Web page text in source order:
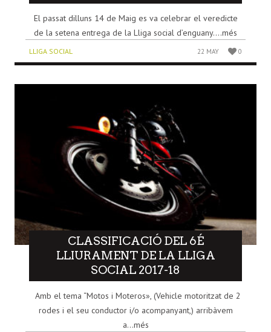
El passat dilluns 14 de Maig es va celebrar el veredicte
de la setena entrega de la Lliga social d’enguany....més
LLIGA SOCIAL 22 MAY 0
CLASSIFICACIÓ DEL 6É
LLIURAMENT DE LA LLIGA
SOCIAL 2017-18
Amb el tema “Motos i Moteros», (Vehicle motoritzat de 2
rodes i el seu conductor i/o acompanyant,) arribàvem
a...més